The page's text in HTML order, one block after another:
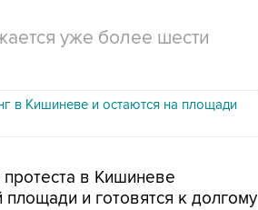
уже более шести
в Кишиневе и остаются на площади
протеста в Кишиневе
и готовятся к долгому